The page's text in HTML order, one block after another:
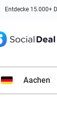
Entdecke 15.000+
Aachen